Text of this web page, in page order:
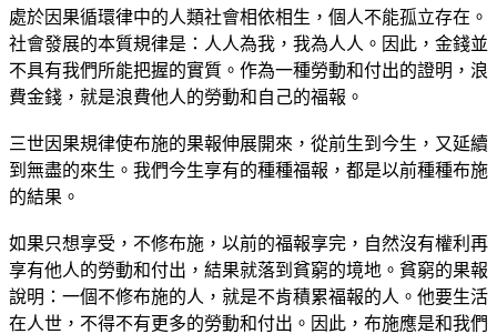
處於因果循環律中的人類社會相依相生，個人不能孤立存在。
社會發展的本質規律是：人人為我，我為人人。因此，金錢並
不具有我們所能把握的實質。作為一種勞動和付出的證明，浪
費金錢，就是浪費他人的勞動和自己的福報。
三世因果規律使布施的果報伸展開來，從前生到今生，又延續
到無盡的來生。我們今生享有的種種福報，都是以前種種布施
的結果。
如果只想享受，不修布施，以前的福報享完，自然沒有權利再
享有他人的勞動和付出，結果就落到貧窮的境地。貧窮的果報
說明：一個不修布施的人，就是不肯積累福報的人。他要生活
在人世，不得不有更多的勞動和付出。因此，布施應是和我們